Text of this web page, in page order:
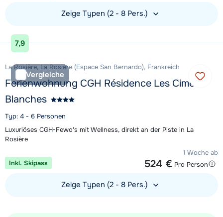
Zeige Typen (2 - 8 Pers.)
Unterkunft ansehen
7,9
Vergleiche
La Rosière, La Rosière (Espace San Bernardo), Frankreich
Ferienwohnung CGH Résidence Les Cimes
Blanches
Typ: 4 - 6 Personen
Luxuriöses CGH-Fewo's mit Wellness, direkt an der Piste in La
Rosière
1 Woche ab
524 € Pro Person
Inkl. Skipass
Zeige Typen (2 - 8 Pers.)